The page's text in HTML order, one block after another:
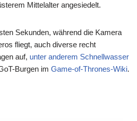
Mittelalter angesiedelt.
Sekunden, während die Kamera
fliegt, auch diverse recht
auf, unter anderem Schnellwasser
Burgen im Game-of-Thrones-Wiki.